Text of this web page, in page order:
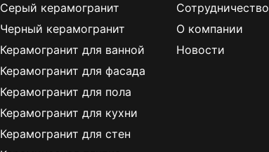
Серый керамогранит
Черный керамогранит
Керамогранит для ванной
Керамогранит для фасада
Керамогранит для пола
Керамогранит для кухни
Керамогранит для стен
Сотрудничество
О компании
Новости